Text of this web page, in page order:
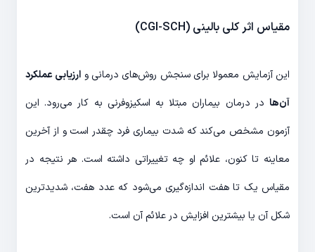
مقیاس اثر کلی بالینی (CGI-SCH)
این آزمایش معمولا برای سنجش روش‌های درمانی و ارزیابی عملکرد
آن‌ها در درمان بیماران مبتلا به اسکیزوفرنی به کار می‌رود. این
آزمون مشخص می‌کند که شدت بیماری فرد چقدر است و از آخرین
معاینه تا کنون، علائم او چه تغییراتی داشته است. هر نتیجه در
مقیاس یک تا هفت اندازه‌گیری می‌شود که عدد هفت، شدیدترین
شکل آن یا بیشترین افزایش در علائم آن است.